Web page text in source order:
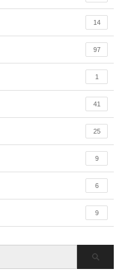
14
97
1
41
25
9
6
9